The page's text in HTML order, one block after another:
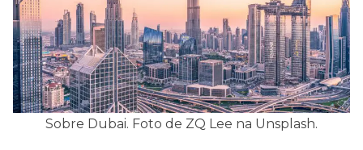
Sobre Dubai. Foto de ZQ Lee na Unsplash.